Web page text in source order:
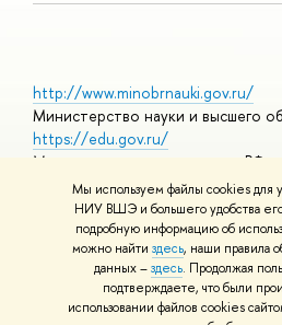
Мы используем файлы cookies для
НИУ ВШЭ и большего удобства
подробную информацию об
можно найти здесь, наши правила
данных –здесь. Продолжая
подтверждаете, что были
использовании файлов cookies
http://www.minobrnauki.gov.ru/
Министерство науки и высшего
https://edu.gov.ru/
Министерство просвещения РФ
https://elearning.hse.ru/mooc
Массовые открытые онлайн-
© НИУ ВШЭ 1993–2026 Адреса и
использования материалов Политика